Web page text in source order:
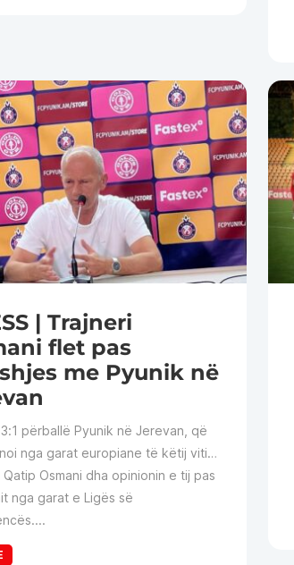
| Trajneri
flet pas
me Pyunik në
përballë Pyunik në Jerevan, që
nga garat europiane të këtij viti…
Qatip Osmani dha opinionin e tij pas
nga garat e Ligës së